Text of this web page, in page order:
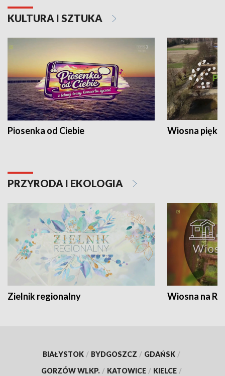
KULTURA I SZTUKA
Piosenka od Ciebie Wiosna
PRZYRODA I EKOLOGIA
Zielnik regionalny Wiosna na
BIAŁYSTOK / BYDGOSZCZ / GDAŃSK /
GORZÓW WLKP. / KATOWICE / KIELCE /